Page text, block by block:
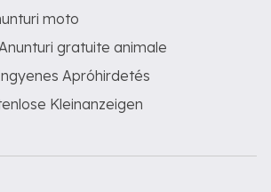
moto
gratuite animale
Apróhirdetés
Kleinanzeigen